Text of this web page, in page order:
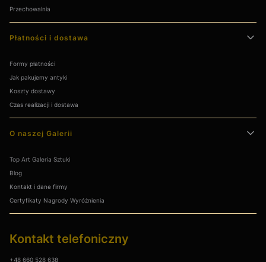
Przechowalnia
Płatności i dostawa
Formy płatności
Jak pakujemy antyki
Koszty dostawy
Czas realizacji i dostawa
O naszej Galerii
Top Art Galeria Sztuki
Blog
Kontakt i dane firmy
Certyfikaty Nagrody Wyróżnienia
Kontakt telefoniczny
+48 660 528 638